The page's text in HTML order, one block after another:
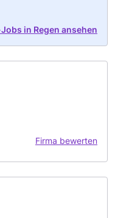
in Regen ansehen
Firma bewerten